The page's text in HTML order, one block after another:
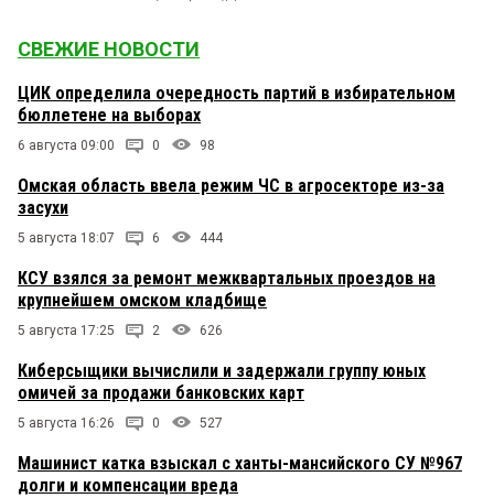
СВЕЖИЕ НОВОСТИ
ЦИК определила очередность партий в избирательном
бюллетене на выборах
6 августа 09:00 0 98
Омская область ввела режим ЧС в агросекторе из-за
засухи
5 августа 18:07 6 444
КСУ взялся за ремонт межквартальных проездов на
крупнейшем омском кладбище
5 августа 17:25 2 626
Киберсыщики вычислили и задержали группу юных
омичей за продажи банковских карт
5 августа 16:26 0 527
Машинист катка взыскал с ханты-мансийского СУ №967
долги и компенсации вреда